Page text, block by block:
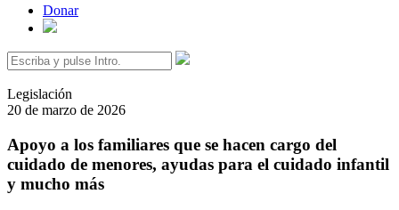
Donar
Buscar:
Legislación
20 de marzo de 2026
Apoyo a los familiares que se hacen cargo del
cuidado de menores, ayudas para el cuidado infantil
y mucho más